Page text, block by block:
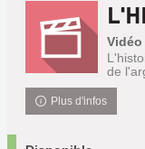
de
Plus d'infos